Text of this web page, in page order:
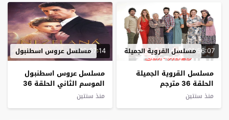
01:56:07مسلسل القروية الجميلة
مسلسل القروية الجميلة
الحلقة 36 مترجم
منذ سنتين
02:07:14مسلسل عروس اسطنبول
مسلسل عروس اسطنبول
الموسم الثاني الحلقة 36
مترجم
منذ سنتين